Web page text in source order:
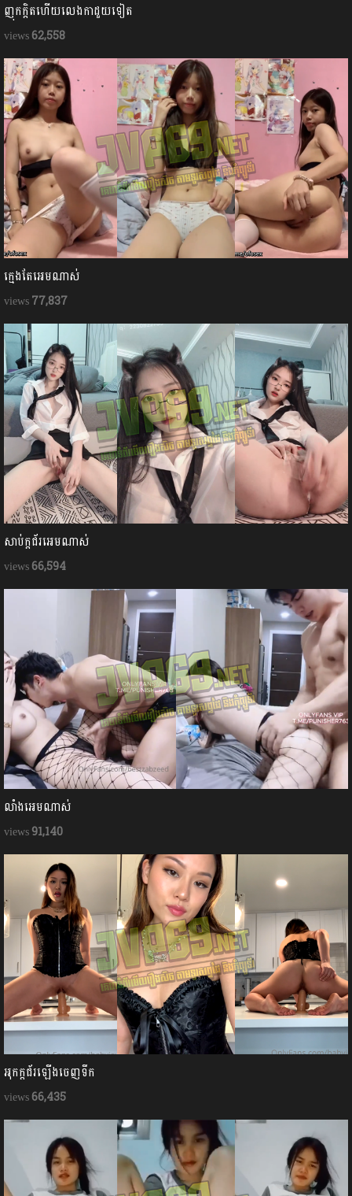
ញុកក្ដិតហើយលេងកាដួយទៀត
62,558
ក្មេងតែអេមណាស់
77,837
សាប់ក្ដជ័រអេមណាស់
66,594
លាំងអេមណាស់
91,140
អុកក្ដជ័រឡើងចេញទឹក
66,435